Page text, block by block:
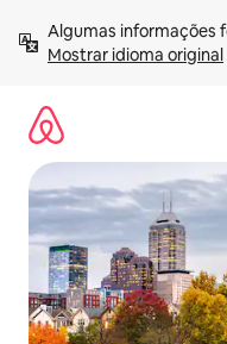
para
Mostrar idioma original